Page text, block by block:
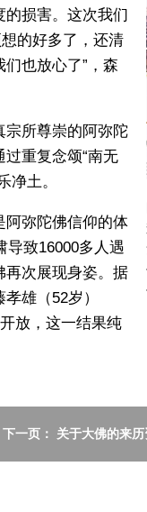
的损害。这次我们
的好多了，还清
也放心了”，森
宗所尊崇的阿弥陀
重复念颂“南无
净土。
阿弥陀佛信仰的体
导致16000多人遇
再次展现身姿。据
雄（52岁）
放，这一结果纯
下一页： 关于大佛的来历